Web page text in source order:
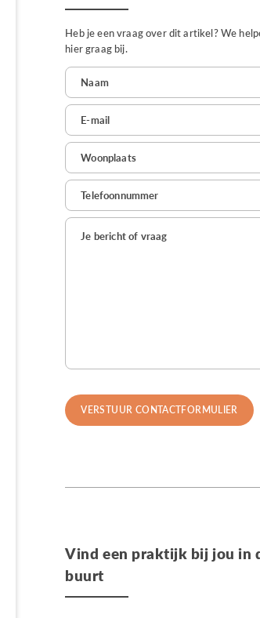
Heb je een vraag over dit artikel? We
hier graag bij.
Vind een praktijk bij jou in
buurt